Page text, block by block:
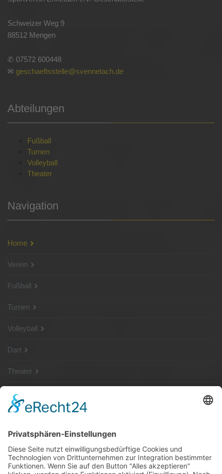
Schweizer Weg 9
88512 Mengen
✆ 07572 600448
✉ geschaeftsstelle@svennetach.de
Abteilungen
Fußball
Turnen
Volleyball
Theater
Navigation
Home
Verein
Fußball
Turnen
Volleyball
Dart
Theater
SG Shop
Sponsoren
Kontakt
Social Media